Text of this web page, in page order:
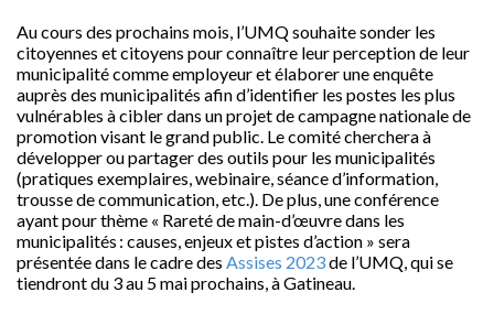
Au cours des prochains mois, l’UMQ souhaite sonder les
citoyennes et citoyens pour connaître leur perception de leur
municipalité comme employeur et élaborer une enquête
auprès des municipalités afin d’identifier les postes les plus
vulnérables à cibler dans un projet de campagne nationale de
promotion visant le grand public. Le comité cherchera à
développer ou partager des outils pour les municipalités
(pratiques exemplaires, webinaire, séance d’information,
trousse de communication, etc.). De plus, une conférence
ayant pour thème « Rareté de main-d’œuvre dans les
municipalités : causes, enjeux et pistes d’action » sera
présentée dans le cadre des Assises 2023de l’UMQ, qui se
tiendront du 3 au 5 mai prochains, à Gatineau.